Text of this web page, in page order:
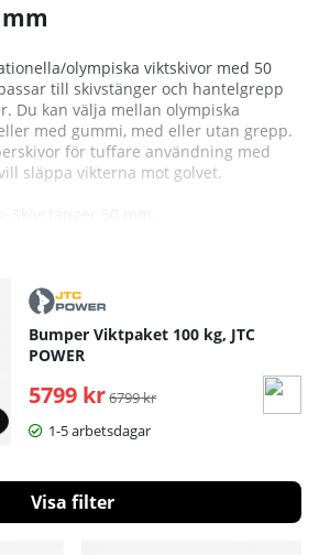
olympiska viktskivor med 50
till skivstänger och hantelgrepp
Du kan välja mellan olympiska
med gummi, med eller utan grepp.
för tuffare användning med
släppa vikterna mot golvet.
Bumper Viktpaket 100 kg, JTC
POWER
5799 kr Ordinarie pris:
6799 kr
1-5 arbetsdagar
Filtrera